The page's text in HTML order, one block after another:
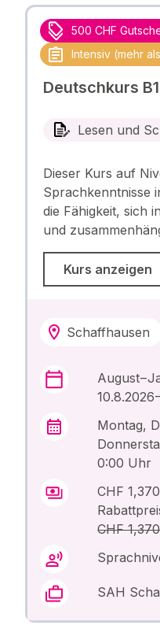
500 CHF
Intensiv (mehr
Deutschkurs
Lesen und
Dieser Kurs auf
Sprachkenntnisse
die Fähigkeit, sich
und
Kurs anzeigen
Schaffhausen
August –
10.8.2026
Montag,
0:00 Uhr
CHF
CHF
SAH